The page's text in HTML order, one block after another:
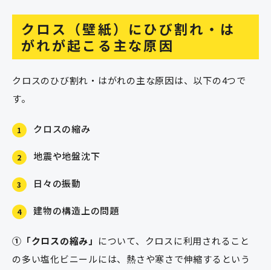
クロス（壁紙）にひび割れ・は
がれが起こる主な原因
クロスのひび割れ・はがれの主な原因は、以下の4つで
す。
1 クロスの縮み
2 地震や地盤沈下
3 日々の振動
4 建物の構造上の問題
①「クロスの縮み」 について、クロスに利用されること
の多い塩化ビニールには、熱さや寒さで伸縮するという